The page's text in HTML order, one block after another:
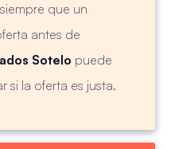
que un
antes de
Sotelo puede
si la oferta es justa.